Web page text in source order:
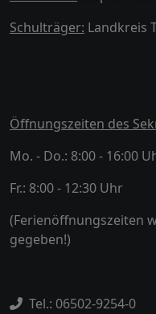
Schulträger: Landkreis
Öffnungszeiten des
Mo. - Do.: 8:00 - 16:00
Fr.: 8:00 - 12:30 Uhr
(Ferienöffnungszeiten
gegeben!)
Tel.: 06502-9254-0